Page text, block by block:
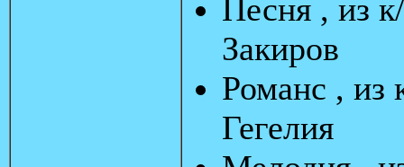
Песня , из
Закиров
Романс , из
Гегелия